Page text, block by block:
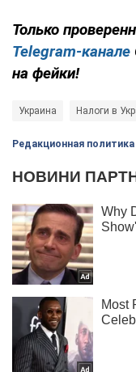
Только
Telegram-канале
на фейки!
Украина Налоги в
Редакционная политика